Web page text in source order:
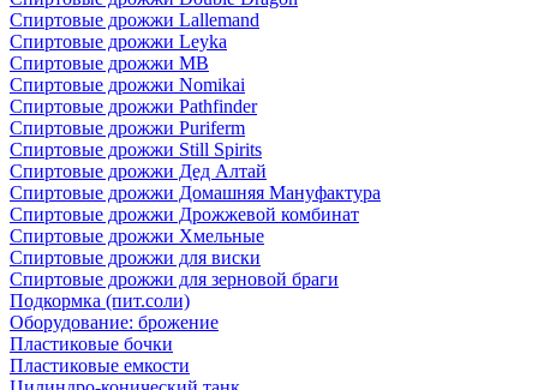
Спиртовые дрожжи Lallemand
Спиртовые дрожжи Leyka
Спиртовые дрожжи MB
Спиртовые дрожжи Nomikai
Спиртовые дрожжи Pathfinder
Спиртовые дрожжи Puriferm
Спиртовые дрожжи Still Spirits
Спиртовые дрожжи Дед Алтай
Спиртовые дрожжи Домашняя Мануфактура
Спиртовые дрожжи Дрожжевой комбинат
Спиртовые дрожжи Хмельные
Спиртовые дрожжи для виски
Спиртовые дрожжи для зерновой браги
Подкормка (пит.соли)
Оборудование: брожение
Пластиковые бочки
Пластиковые емкости